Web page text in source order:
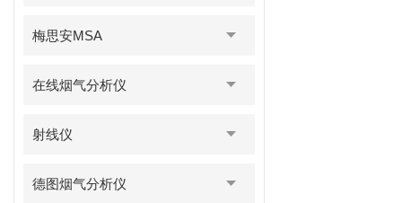
梅思安MSA
在线烟气分析仪
射线仪
德图烟气分析仪